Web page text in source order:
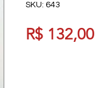
SKU: 643
R$ 132,00